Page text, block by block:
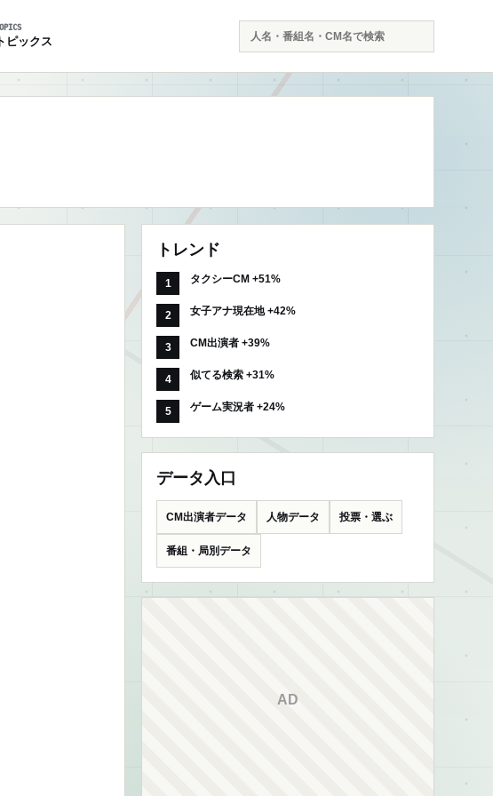
トピックス
索
トレンド
タクシーCM +51%
女子アナ現在地 +42%
CM出演者 +39%
似てる検索 +31%
ゲーム実況者 +24%
データ入口
CM出演者データ 人物データ 投票・選ぶ
番組・局別データ
AD